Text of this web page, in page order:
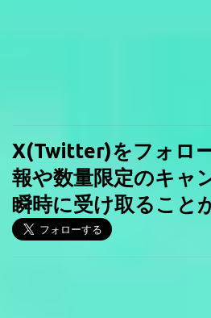
X(Twitter)をフォロ
報や数量限定のキャ
瞬時に受け取ること